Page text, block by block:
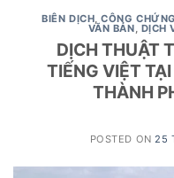
BIÊN DỊCH,CÔNG CHỨNG
VĂN BẢN, DỊCH
DỊCH THUẬT
TIẾNG VIỆT
THÀNH
POSTED ON 25